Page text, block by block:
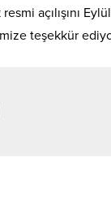
açılışını
teşekkür